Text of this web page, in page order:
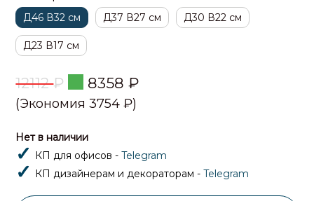
Д46 В32 см Д37 В27 см Д30 В22 см
Д23 В17 см
12112₽ 8358₽
(Экономия 3754 ₽)
Нет в наличии
КП для офисов -Telegram
КП дизайнерам и декораторам -Telegram